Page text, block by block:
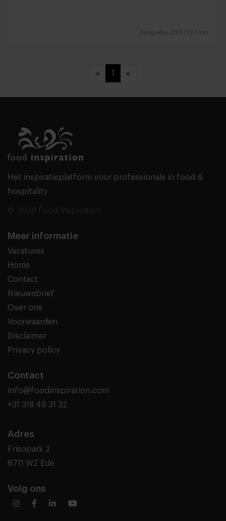
4 augustus 2014 1 min
« 1 »
Het inspiratieplatform voor professionals in food &
hospitality
Meer informatie
Vacatures
Home
Contact
Nieuwsbrief
Over ons
Voorwaarden
Disclaimer
Privacy policy
Contact
info@foodinspiration.com
+31 318 49 31 32
Adres
Frisopark 2
6711 WZ Ede
Volg ons